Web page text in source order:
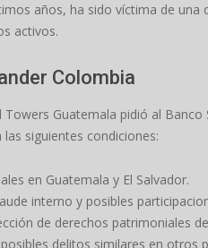
años, ha sido víctima de
activos.
Colombia
Guatemala pidió al
siguientes condiciones:
en Guatemala y El Salvador.
interno y posibles
de derechos patrimoniales
delitos similares en otros